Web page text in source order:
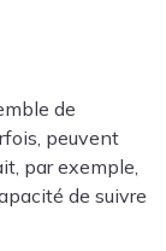
de
peuvent
par exemple,
de suivre